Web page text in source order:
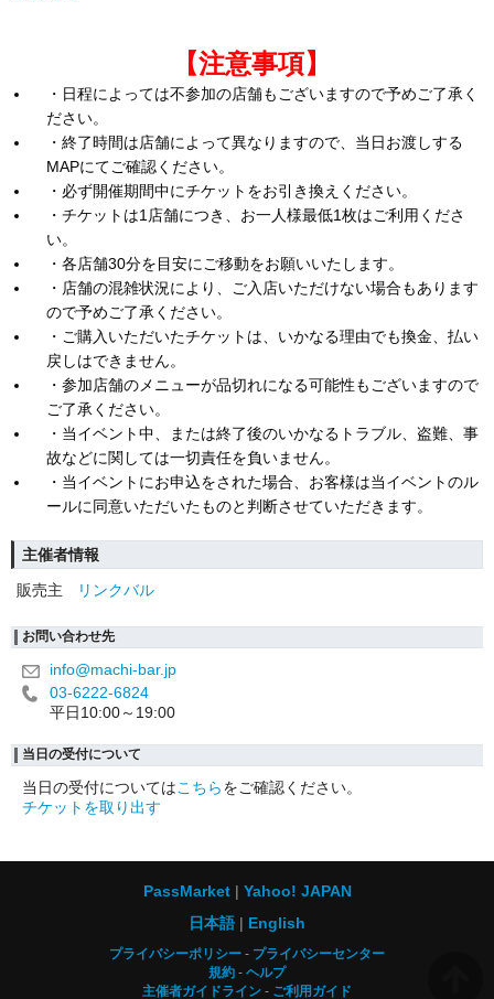
【注意事項】
・日程によっては不参加の店舗もございますので予めご了承く
ださい。
・終了時間は店舗によって異なりますので、当日お渡しする
MAPにてご確認ください。
・必ず開催期間中にチケットをお引き換えください。
・チケットは1店舗につき、お一人様最低1枚はご利用くださ
い。
・各店舗30分を目安にご移動をお願いいたします。
・店舗の混雑状況により、ご入店いただけない場合もあります
ので予めご了承ください。
・ご購入いただいたチケットは、いかなる理由でも換金、払い
戻しはできません。
・参加店舗のメニューが品切れになる可能性もございますので
ご了承ください。
・当イベント中、または終了後のいかなるトラブル、盗難、事
故などに関しては一切責任を負いません。
・当イベントにお申込をされた場合、お客様は当イベントのル
ールに同意いただいたものと判断させていただきます。
主催者情報
販売主
リンクバル
お問い合わせ先
info@machi-bar.jp
03-6222-6824
平日10:00～19:00
当日の受付について
当日の受付についてはこちらをご確認ください。
チケットを取り出す
PassMarket
Yahoo! JAPAN
日本語
English
プライバシーポリシー
プライバシーセンター
規約
ヘルプ
主催者ガイドライン
ご利用ガイド